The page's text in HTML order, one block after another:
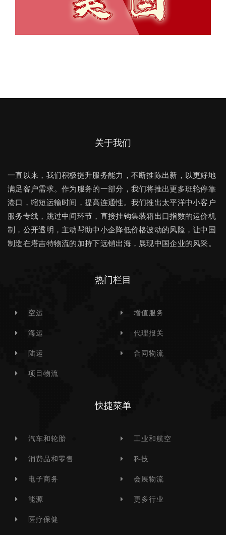
关于我们
一直以来，我们积极提升服务能力，不断推陈出新，以更好地
满足客户需求。作为服务的一部分，我们将推出更多班轮停靠
港口，缩短运输时间，提高连通性。我们推出太平洋中小客户
服务专线，跳过中间环节，直接挂钩集装箱出口指数的运价机
制，公开透明，主动帮助中小企降低价格波动的风险，让中国
制造在塔吉特物流的加持下远销出海，展现中国企业的风采。
热门栏目
空运
海运
陆运
项目物流
增值服务
代理报关
合同物流
快捷菜单
汽车和轮胎
消费品和零售
电子商务
能源
医疗保健
工业和航空
科技
会展物流
更多行业